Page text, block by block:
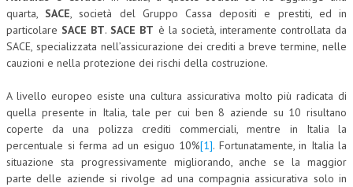
CORPORATE SOCIAL RESPONSIBILITY
ECONOMIA DELL’ARTE
HUMAN RESOURCES
RISORSE UMANE
MARKETING
quarta, SACE, società del Gruppo Cassa depositi e prestiti, ed in
particolare SACE BT. SACE BT è la società, interamente controllata da
SACE, specializzata nell’assicurazione dei crediti a breve termine, nelle
cauzioni e nella protezione dei rischi della costruzione.
A livello europeo esiste una cultura assicurativa molto più radicata di
quella presente in Italia, tale per cui ben 8 aziende su 10 risultano
coperte da una polizza crediti commerciali, mentre in Italia la
percentuale si ferma ad un esiguo 10%[1]. Fortunatamente, in Italia la
situazione sta progressivamente migliorando, anche se la maggior
parte delle aziende si rivolge ad una compagnia assicurativa solo in